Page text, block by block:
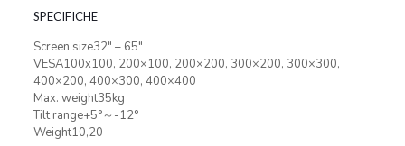
SPECIFICHE
Screen size32″ – 65″
VESA100x100, 200×100, 200×200, 300×200, 300×300,
400×200, 400×300, 400×400
Max. weight35kg
Tilt range+5°～-12°
Weight10,20